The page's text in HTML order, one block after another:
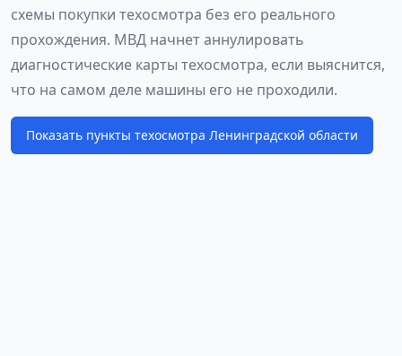
схемы покупки техосмотра без его реального
прохождения. МВД начнет аннулировать
диагностические карты техосмотра, если выяснится,
что на самом деле машины его не проходили.
Показать пункты техосмотра Ленинградской области